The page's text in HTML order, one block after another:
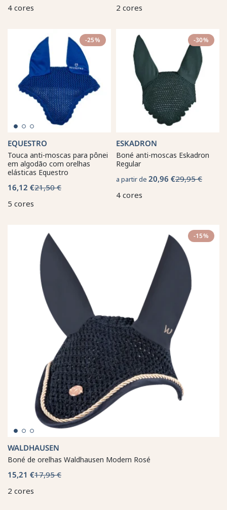
4 cores 2 cores
-25%
EQUESTRO
Touca anti-moscas para pônei
em algodão com orelhas
elásticas Equestro
16,12 €21,50 €
5 cores
-30%
ESKADRON
Boné anti-moscas Eskadron
Regular
a partir de 20,96 €29,95 €
4 cores
-15%
WALDHAUSEN
Boné de orelhas Waldhausen Modern Rosé
15,21 €17,95 €
2 cores